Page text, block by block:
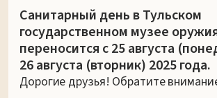
Санитарный день в Тульском
государственном музее
переносится с 25 августа
26 августа (вторник) 2025 года.
Дорогие друзья! Обратите